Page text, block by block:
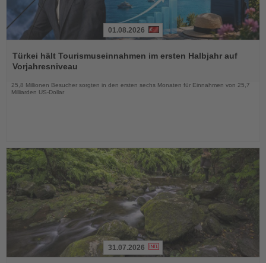
Sie
die
Nachrichten
01.08.2026
Türkei hält Tourismuseinnahmen im ersten Halbjahr auf
Vorjahresniveau
25,8 Millionen Besucher sorgten in den ersten sechs Monaten für Einnahmen von 25,7
Milliarden US-Dollar
31.07.2026